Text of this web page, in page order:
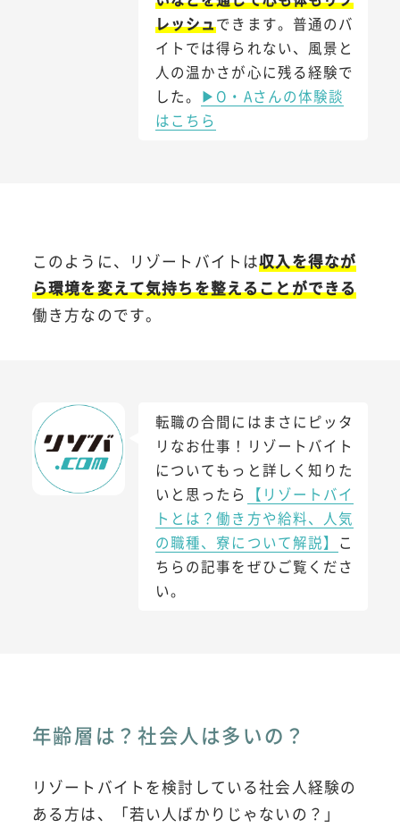
レッシュできます。普通のバ
イトでは得られない、風景と
人の温かさが心に残る経験で
した。 ▶O・Aさんの体験談
はこちら
このように、リゾートバイトは収入を得なが
ら環境を変えて気持ちを整えることができる
働き方なのです。
転職の合間にはまさにピッタ
リなお仕事！リゾートバイト
についてもっと詳しく知りた
いと思ったら
【リゾートバイ
トとは？働き方や給料、人気
の職種、寮について解説】 こ
ちらの記事をぜひご覧くださ
い。
年齢層は？社会人は多いの？
リゾートバイトを検討している社会人経験の
ある方は、「若い人ばかりじゃないの？」